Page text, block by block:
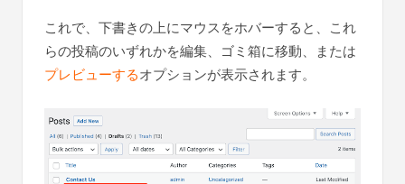
これで、下書きの上にマウスをホバーすると、これ
らの投稿のいずれかを編集、ゴミ箱に移動、または
プレビューするオプションが表示されます。